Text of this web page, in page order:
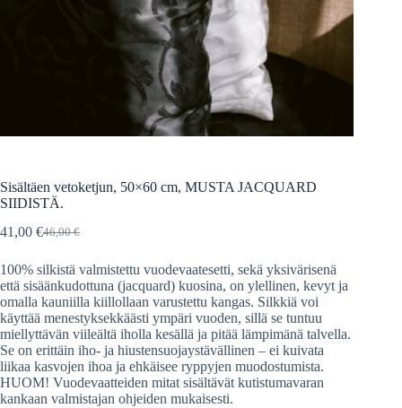
Sisältäen vetoketjun, 50×60 cm, MUSTA JACQUARD
SIIDISTÄ.
46,00€
Alkuperäinen
oli:
46,00 €.
41,00 €Nykyinen
on:
41,00 €.
100% silkistä valmistettu vuodevaatesetti, sekä yksivärisenä
että sisäänkudottuna (jacquard) kuosina, on ylellinen, kevyt ja
omalla kauniilla kiillollaan varustettu kangas. Silkkiä voi
käyttää menestyksekkäästi ympäri vuoden, sillä se tuntuu
miellyttävän viileältä iholla kesällä ja pitää lämpimänä talvella.
Se on erittäin iho- ja hiustensuojaystävällinen – ei kuivata
liikaa kasvojen ihoa ja ehkäisee ryppyjen muodostumista.
HUOM! Vuodevaatteiden mitat sisältävät kutistumavaran
kankaan valmistajan ohjeiden mukaisesti.